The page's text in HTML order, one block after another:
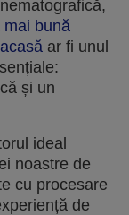
mai bună
ar fi unul
și un
ideal
noastre de
cu procesare
de